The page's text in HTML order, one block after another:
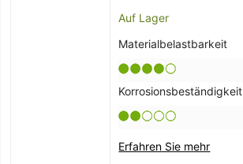
Auf Lager
Materialbelastbarkeit
Korrosionsbeständigkeit
Erfahren Sie mehr